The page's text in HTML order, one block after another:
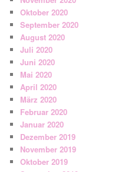
Oktober 2020
September 2020
August 2020
Juli 2020
Juni 2020
Mai 2020
April 2020
März 2020
Februar 2020
Januar 2020
Dezember 2019
November 2019
Oktober 2019